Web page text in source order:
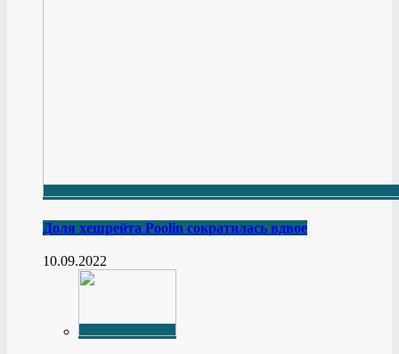
Доля хешрейта Poolin сократилась вдвое
10.09.2022